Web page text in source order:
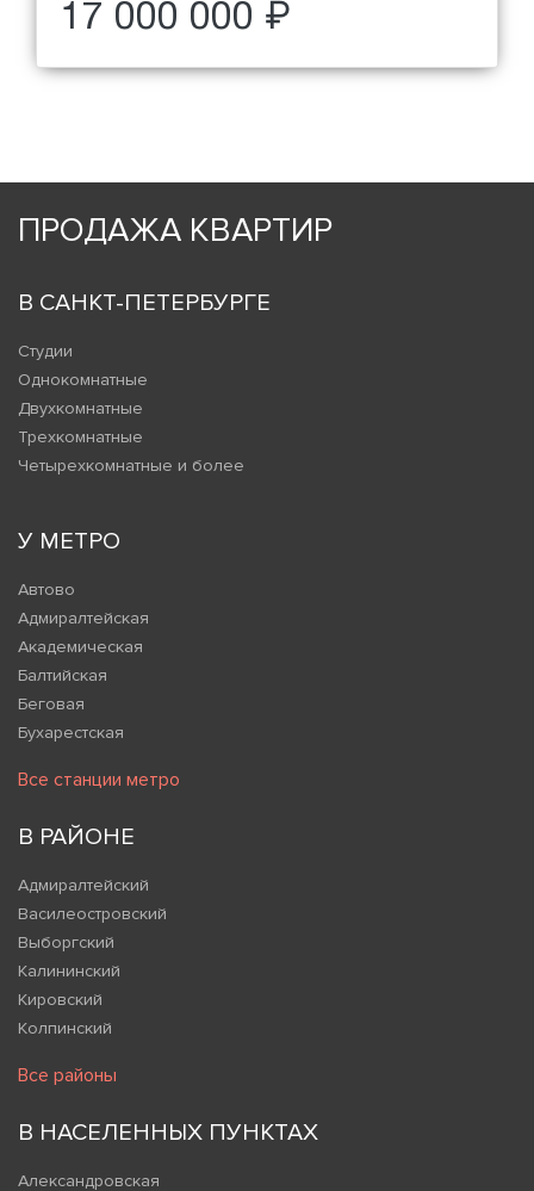
17 000 000 ₽
ПРОДАЖА КВАРТИР
В САНКТ-ПЕТЕРБУРГЕ
Студии
Однокомнатные
Двухкомнатные
Трехкомнатные
Четырехкомнатные и более
У МЕТРО
Автово
Адмиралтейская
Академическая
Балтийская
Беговая
Бухарестская
Все станции метро
В РАЙОНЕ
Адмиралтейский
Василеостровский
Выборгский
Калининский
Кировский
Колпинский
Все районы
В НАСЕЛЕННЫХ ПУНКТАХ
Александровская